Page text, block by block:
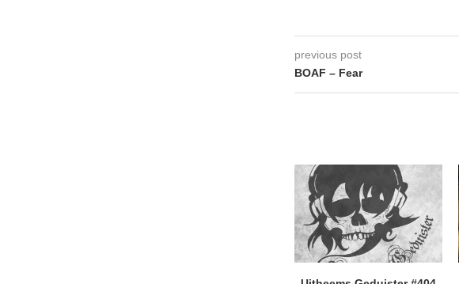
previous post
BOAF – Fear